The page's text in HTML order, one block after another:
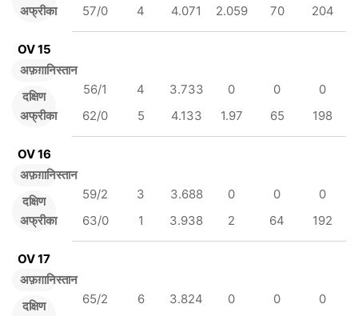
अफ्रीका
57/0
4 4.071 2.059 70 204
OV 15
अफ़ग़ानिस्तान
दक्षिण
अफ्रीका
56/1 4 3.733 0 0
0
62/0
5 4.133 1.97 65 198
OV 16
अफ़ग़ानिस्तान
दक्षिण
अफ्रीका
59/2 3 3.688 0 0
0
63/0
1 3.938 2 64 192
OV 17
अफ़ग़ानिस्तान
दक्षिण
65/2 6 3.824 0 0
0